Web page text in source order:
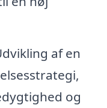
af en
og